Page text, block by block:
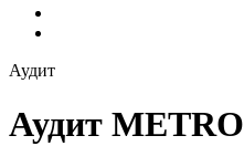
Аудит
Аудит METRO